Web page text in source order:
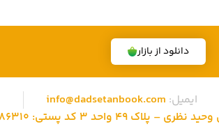
دانلود از بازار
ایمیل: info@dadsetanbook.com
3 کد پستی: 1315686310